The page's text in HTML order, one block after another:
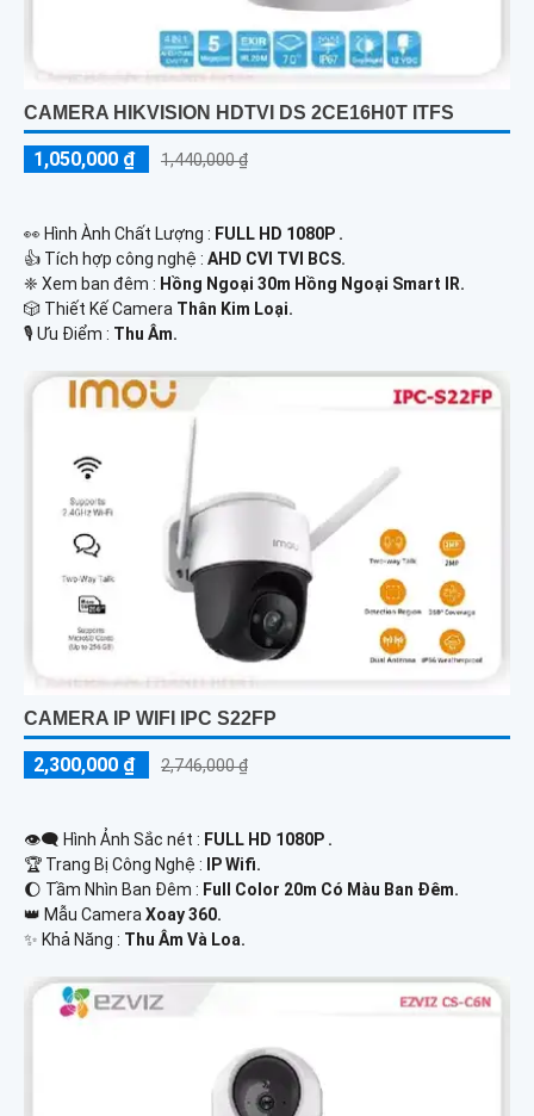
CAMERA HIKVISION HDTVI DS 2CE16H0T ITFS
1,050,000 ₫ 1,440,000 ₫
️👀 Hình Ành Chất Lượng : FULL HD 1080P .
👍 Tích hợp công nghệ : AHD CVI TVI BCS.
❈ Xem ban đêm : Hồng Ngoại 30m Hồng Ngoại Smart IR.
🎲 Thiết Kế Camera Thân Kim Loại.
️🎙 Ưu Điểm : Thu Âm.
CAMERA IP WIFI IPC S22FP
2,300,000 ₫ 2,746,000 ₫
👁️‍🗨 Hình Ảnh Sắc nét : FULL HD 1080P .
🏆 Trang Bị Công Nghệ : IP Wifi.
🌔 Tầm Nhìn Ban Đêm : Full Color 20m Có Màu Ban Đêm.
👑 Mẫu Camera Xoay 360.
️✨ Khả Năng : Thu Âm Và Loa.